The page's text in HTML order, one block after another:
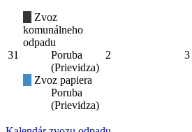
31
Zvoz
komunálneho
odpadu
Poruba
(Prievidza)
Zvoz papiera
Poruba
(Prievidza)
2 3